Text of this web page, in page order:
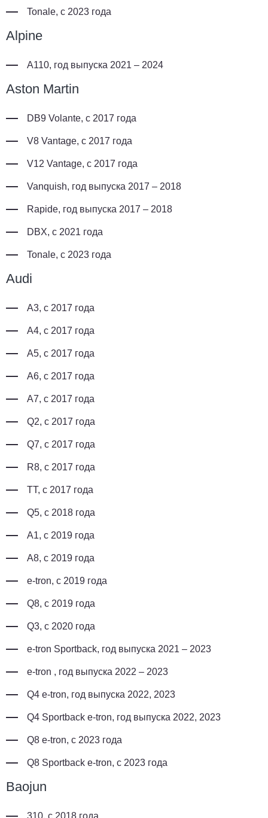
Tonale, с 2023 года
Alpine
A110, год выпуска 2021 – 2024
Aston Martin
DB9 Volante, с 2017 года
V8 Vantage, с 2017 года
V12 Vantage, с 2017 года
Vanquish, год выпуска 2017 – 2018
Rapide, год выпуска 2017 – 2018
DBX, с 2021 года
Tonale, с 2023 года
Audi
A3, с 2017 года
A4, с 2017 года
A5, с 2017 года
A6, с 2017 года
A7, с 2017 года
Q2, с 2017 года
Q7, с 2017 года
R8, с 2017 года
TT, с 2017 года
Q5, с 2018 года
A1, с 2019 года
A8, с 2019 года
e-tron, с 2019 года
Q8, с 2019 года
Q3, с 2020 года
e-tron Sportback, год выпуска 2021 – 2023
e-tron , год выпуска 2022 – 2023
Q4 e‑tron, год выпуска 2022, 2023
Q4 Sportback e‑tron, год выпуска 2022, 2023
Q8 e‑tron, с 2023 года
Q8 Sportback e‑tron, с 2023 года
Baojun
310, с 2018 года